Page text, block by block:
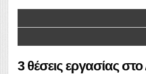
3 θέσεις εργασίας